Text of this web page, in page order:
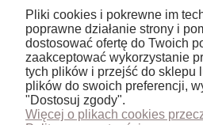
139,00
(netto:113,01
do
Pliki cookies i pokrewne im
poprawne działanie strony i
dostosować ofertę do Twoich
zaakceptować wykorzystanie
tych plików i przejść do sklepu
plików do swoich preferencji,
"Dostosuj zgody".
Więcej o plikach cookies